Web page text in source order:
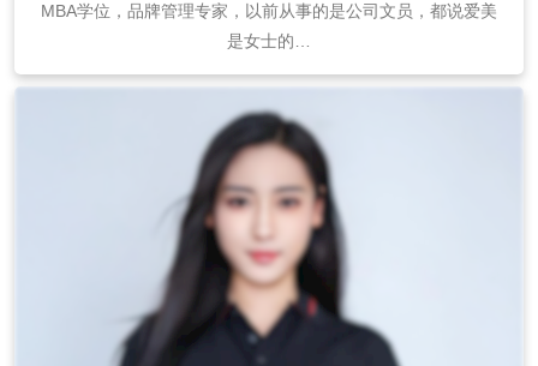
MBA学位，品牌管理专家，以前从事的是公司文员，都说爱美
是女士的…